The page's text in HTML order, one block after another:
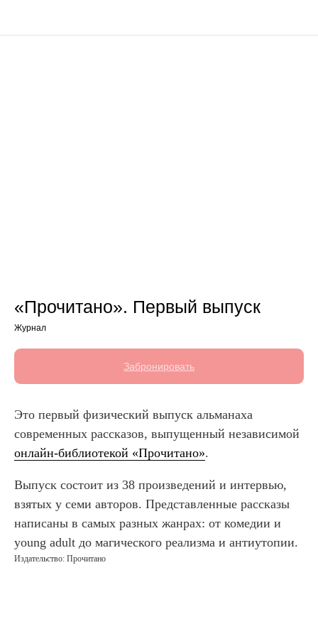
«Прочитано». Первый выпуск
Журнал
Забронировать
Это первый физический выпуск альманаха
современных рассказов, выпущенный независимой
онлайн-библиотекой «Прочитано».
Выпуск состоит из 38 произведений и интервью,
взятых у семи авторов. Представленные рассказы
написаны в самых разных жанрах: от комедии и
young adult до магического реализма и антиутопии.
Издательство: Прочитано